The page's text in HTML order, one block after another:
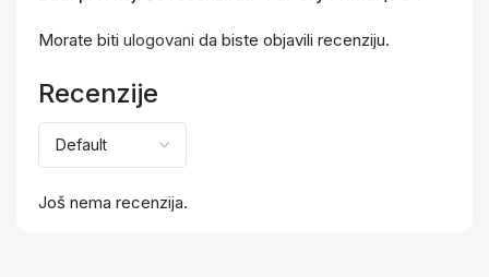
Recenzije
Još nema recenzija.
Morate biti ulogovani da biste objavili recenziju.